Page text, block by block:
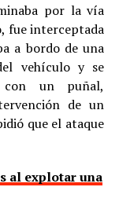
por la vía
fue interceptada
a bordo de una
vehículo y se
con un puñal,
de un
que el ataque
al explotar una